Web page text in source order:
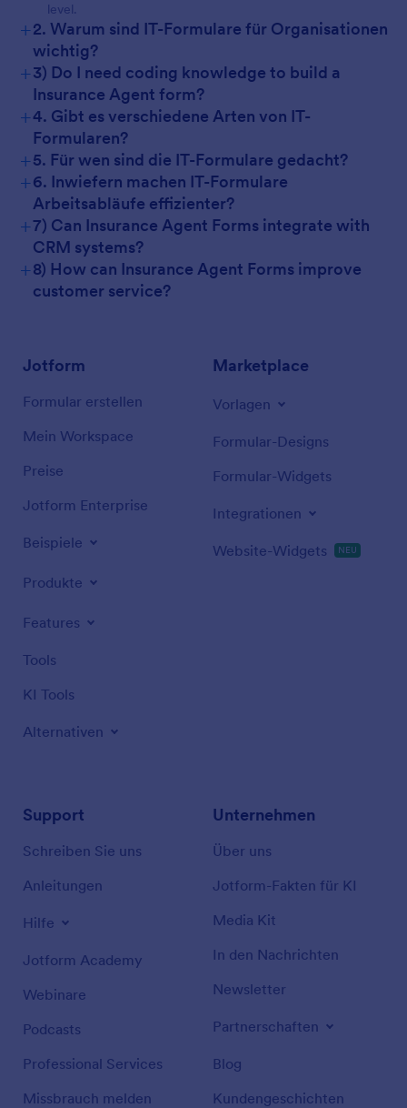
level.
+2. Warum sind IT-Formulare für Organisationen
wichtig?
+3) Do I need coding knowledge to build a
Insurance Agent form?
+4. Gibt es verschiedene Arten von IT-
Formularen?
+5. Für wen sind die IT-Formulare gedacht?
+6. Inwiefern machen IT-Formulare
Arbeitsabläufe effizienter?
+7) Can Insurance Agent Forms integrate with
CRM systems?
+8) How can Insurance Agent Forms improve
customer service?
Jotform
Formular erstellen
Mein Workspace
Preise
Jotform Enterprise
Beispiele
Produkte
Features
Tools
KI Tools
Alternativen
Marketplace
Vorlagen
Formular-Designs
Formular-Widgets
Integrationen
Website-Widgets NEU
Support
Schreiben Sie uns
Anleitungen
Hilfe
Jotform Academy
Webinare
Podcasts
Professional Services
Missbrauch melden
Unternehmen
Über uns
Jotform-Fakten für KI
Media Kit
In den Nachrichten
Newsletter
Partnerschaften
Blog
Kundengeschichten